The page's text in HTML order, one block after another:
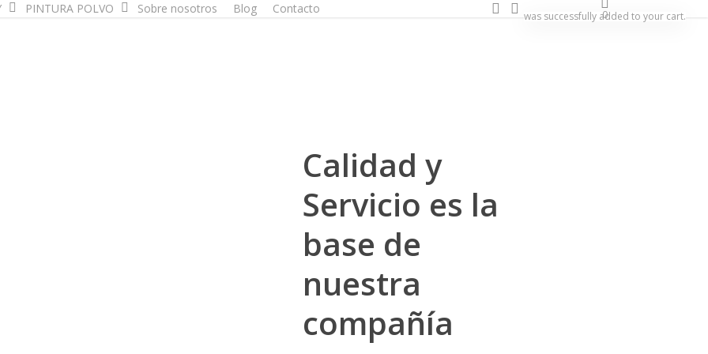
PINTURA POLVO Sobre nosotros Blog Contacto search 0
was successfully added to your cart.
Calidad y
Servicio es la
base de
nuestra
compañía